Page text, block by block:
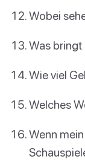
Wobei
Was bringt
Wie viel
Welches
Wenn